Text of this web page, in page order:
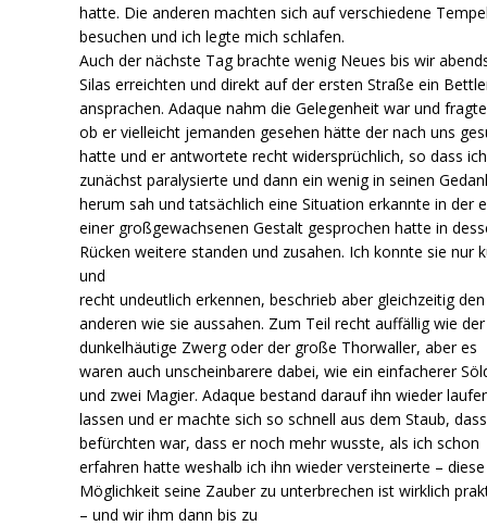
hatte. Die anderen machten sich auf verschiedene
besuchen und ich legte mich schlafen.
Auch der nächste Tag brachte wenig Neues bis wir
Silas erreichten und direkt auf der ersten Straße ein
ansprachen. Adaque nahm die Gelegenheit war und
ob er vielleicht jemanden gesehen hätte der nach uns
hatte und er antwortete recht widersprüchlich, so dass
zunächst paralysierte und dann ein wenig in seinen
herum sah und tatsächlich eine Situation erkannte in der
einer großgewachsenen Gestalt gesprochen hatte in
Rücken weitere standen und zusahen. Ich konnte sie nur
und
recht undeutlich erkennen, beschrieb aber gleichzeitig den
anderen wie sie aussahen. Zum Teil recht auffällig wie der
dunkelhäutige Zwerg oder der große Thorwaller, aber es
waren auch unscheinbarere dabei, wie ein einfacherer
und zwei Magier. Adaque bestand darauf ihn wieder
lassen und er machte sich so schnell aus dem Staub,
befürchten war, dass er noch mehr wusste, als ich schon
erfahren hatte weshalb ich ihn wieder versteinerte – diese
Möglichkeit seine Zauber zu unterbrechen ist wirklich
– und wir ihm dann bis zu